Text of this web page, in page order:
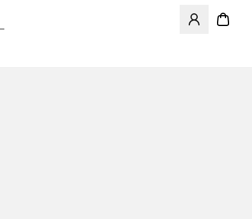
Öffnet ein